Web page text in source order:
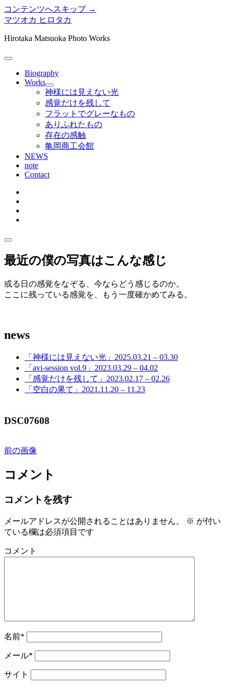
コンテンツへスキップ →
マツオカ ヒロタカ
Hirotaka Matsuoka Photo Works
メ
Biography
Works
メ
ニ
ュ
ー
を
開
く
神様には見えない光
感覚だけを残して
フラットでグレーなもの
ありふれたもの
存在の感触
亀岡商工会館
NEWS
note
Contact
サ
イ
バ
サ
イ
ド
ー
を
開
最近の僕の写真はこんな感じ
或る日の感覚をなぞる、今ならどう感じるのか。
ここに残っている感覚を、もう一度確かめてみる。
news
「神様には見えない光」2025.03.21 – 03.30
「avi-session vol.9」2023.03.29 – 04.02
「感覚だけを残して」2023.02.17 – 02.26
「空白の果て」2021.11.20 – 11.23
DSC07608
前の画像
コメント
コメントを残す
メールアドレスが公開されることはありません。 ※ が付い
ている欄は必須項目です
コメント
名前*
メール*
サイト